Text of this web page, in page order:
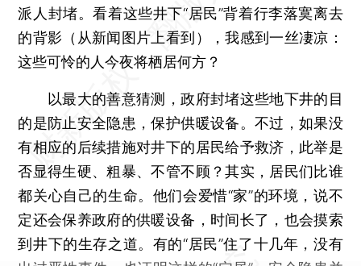
派人封堵。看着这些井下“居民”背着行李落寞离去
的背影（从新闻图片上看到），我感到一丝凄凉：
这些可怜的人今夜将栖居何方？
以最大的善意猜测，政府封堵这些地下井的目
的是防止安全隐患，保护供暖设备。不过，如果没
有相应的后续措施对井下的居民给予救济，此举是
否显得生硬、粗暴、不管不顾？其实，居民们比谁
都关心自己的生命。他们会爱惜“家”的环境，说不
定还会保养政府的供暖设备，时间长了，也会摸索
到井下的生存之道。有的“居民”住了十几年，没有